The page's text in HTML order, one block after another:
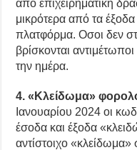
από επιχειρηματική
μικρότερα από τα
πλατφόρμα. Οσοι δεν
βρίσκονται
την ημέρα.
4. «Κλείδωμα»
Ιανουαρίου 2024 οι
έσοδα και έξοδα
αντίστοιχο «κλείδωμα»